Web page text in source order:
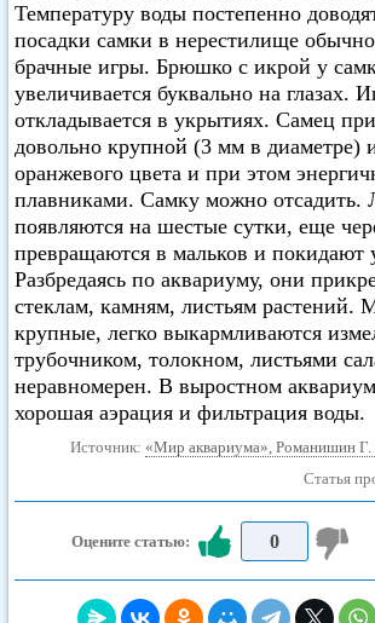
Температуру воды постепенно
посадки самки в нерестилище
брачные игры. Брюшко с икрой у
увеличивается буквально на глазах.
откладывается в укрытиях. Самец
довольно крупной (3 мм в диаметре)
оранжевого цвета и при этом
плавниками. Самку можно отсадить.
появляются на шестые сутки, еще
превращаются в мальков и покидают
Разбредаясь по аквариуму, они
стеклам, камням, листьям растений.
крупные, легко выкармливаются
трубочником, толокном, листьями
неравномерен. В выростном
хорошая аэрация и фильтрация воды.
Источник: «Мир аквариума», Романишин
Статья
Оцените статью: 0